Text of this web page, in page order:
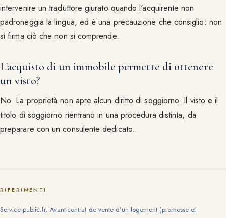
intervenire un traduttore giurato quando l'acquirente non
padroneggia la lingua, ed è una precauzione che consiglio: non
si firma ciò che non si comprende.
L'acquisto di un immobile permette di ottenere
un visto?
No. La proprietà non apre alcun diritto di soggiorno. Il visto e il
titolo di soggiorno rientrano in una procedura distinta, da
preparare con un consulente dedicato.
RIFERIMENTI
Service-public.fr, Avant-contrat de vente d'un logement (promesse et